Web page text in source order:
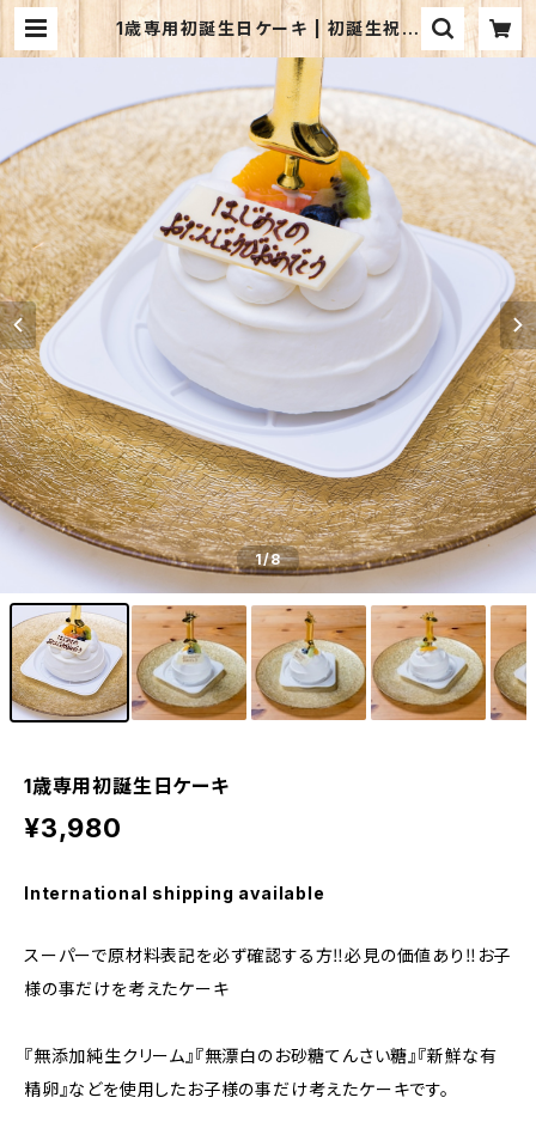
1歳専用初誕生日ケーキ | 初誕生祝い
のルリアン
1/8
1歳専用初誕生日ケーキ
¥3,980
International shipping available
スーパーで原材料表記を必ず確認する方‼必見の価値あり‼お子
様の事だけを考えたケーキ
『無添加純生クリーム』『無漂白のお砂糖てんさい糖』『新鮮な有
精卵』などを使用したお子様の事だけ考えたケーキです。